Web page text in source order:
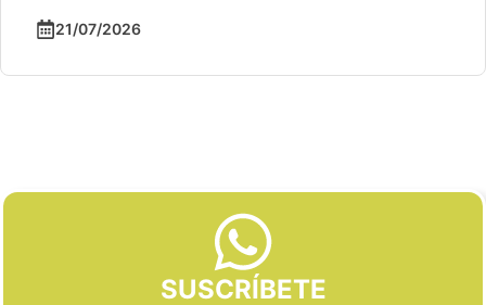
21/07/2026
SUSCRÍBETE